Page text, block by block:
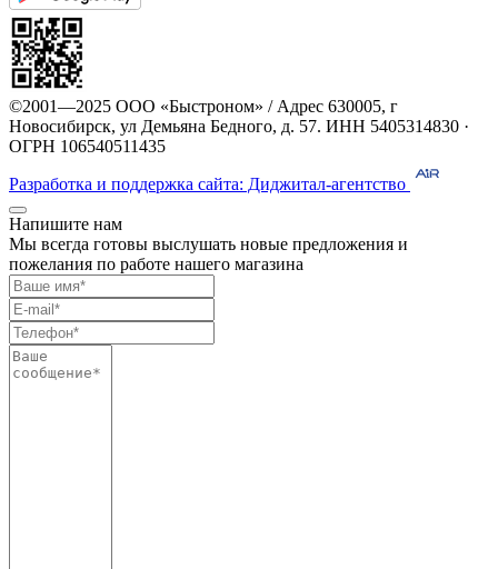
©2001—2025 ООО «Быстроном» / Адрес 630005, г
Новосибирск, ул Демьяна Бедного, д. 57. ИНН 5405314830 ·
ОГРН 106540511435
Разработка и поддержка сайта: Диджитал-агентство
Напишите нам
Мы всегда готовы выслушать новые предложения и
пожелания по работе нашего магазина